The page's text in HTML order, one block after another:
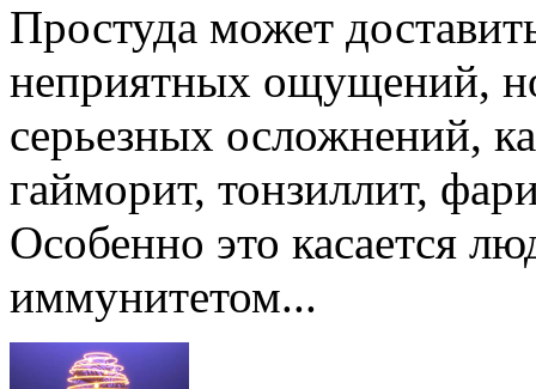
Простуда может
неприятных ощущений,
серьезных осложнений,
гайморит, тонзиллит,
Особенно это касается
иммунитетом...